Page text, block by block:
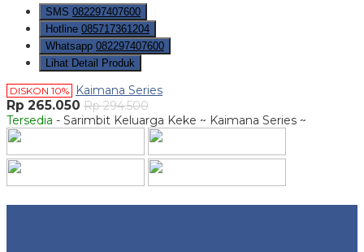
SMS 082297407600
Hotline 085717361204
Whatsapp 082297407600
Lihat Detail Produk
DISKON 10% Kaimana Series
Rp 265.050 Rp 294.500
Tersedia - Sarimbit Keluarga Keke ~ Kaimana Series ~